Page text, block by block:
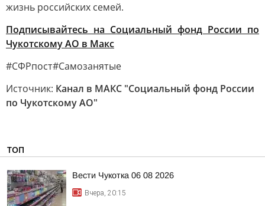
жизнь российских семей.
Подписывайтесь на Социальный фонд России по
Чукотскому АО в Макс
#СФРпост#Самозанятые
Источник: Канал в МАКС "Социальный фонд России
по Чукотскому АО"
ТОП
Вести Чукотка 06 08 2026
Вчера, 20:15